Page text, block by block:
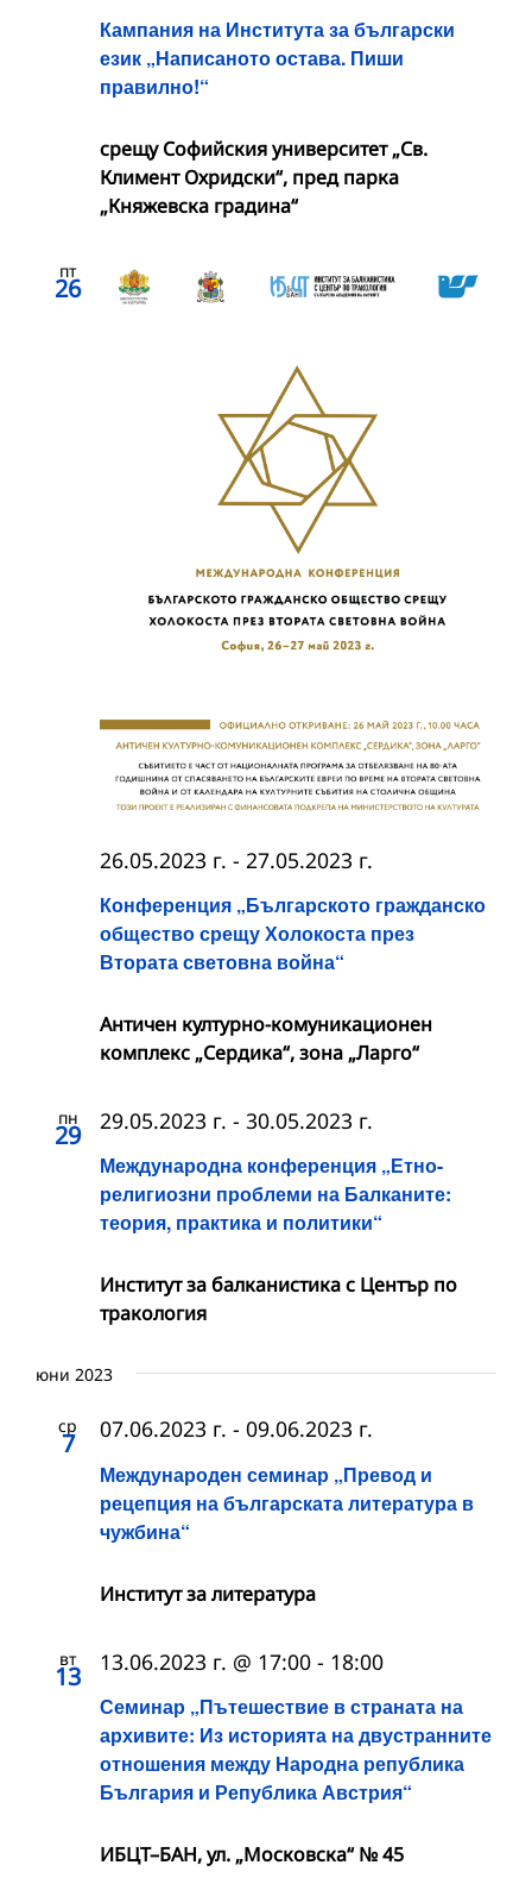
Кампания на Института за български
език „Написаното остава. Пиши
правилно!“
срещу Софийския университет „Св.
Климент Охридски“, пред парка
„Княжевска градина“
пт
26
Конференция „Българското гражданско
общество срещу Холокоста през
Втората световна война“
26.05.2023 г. - 27.05.2023 г.
Античен културно-комуникационен
комплекс „Сердика“, зона „Ларго“
пн
29
Международна конференция „Етно-
религиозни проблеми на Балканите:
теория, практика и политики“
29.05.2023 г. - 30.05.2023 г.
Институт за балканистика с Център по
тракология
юни 2023
ср
7
Международен семинар „Превод и
рецепция на българската литература в
чужбина“
07.06.2023 г. - 09.06.2023 г.
Институт за литература
вт
13
Семинар „Пътешествие в страната на
архивите: Из историята на двустранните
отношения между Народна република
България и Република Австрия“
13.06.2023 г. @ 17:00 - 18:00
ИБЦТ–БАН, ул. „Московска“ № 45